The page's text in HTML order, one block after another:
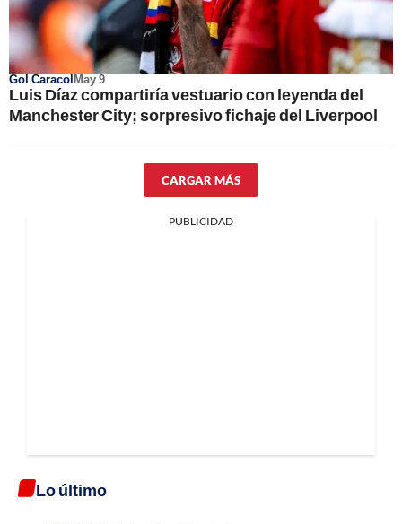
Gol CaracolMay 9
Luis Díaz compartiría vestuario con leyenda del
Manchester City; sorpresivo fichaje del Liverpool
CARGAR MÁS
PUBLICIDAD
Lo último